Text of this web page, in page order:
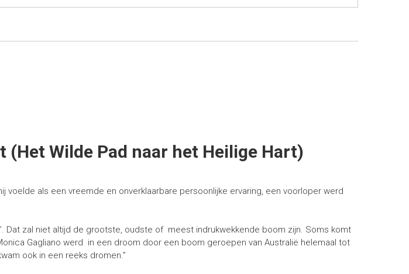
Wilde Pad naar het Heilige Hart)
als een vreemde en onverklaarbare persoonlijke ervaring, een voorloper werd
Dat zal niet altijd de grootste, oudste of meest indrukwekkende boom zijn. Soms komt
Gagliano werd in een droom door een boom geroepen van Australië helemaal tot
ook in een reeks dromen.”